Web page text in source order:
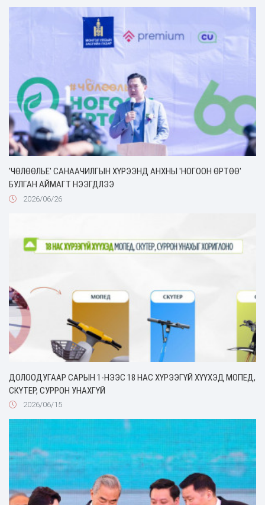
'ЧӨЛӨӨЛЬЕ' САНААЧИЛГЫН ХҮРЭЭНД АНХНЫ 'НОГООН ӨРТӨӨ'
БУЛГАН АЙМАГТ НЭЭГДЛЭЭ
2026/06/26
ДОЛООДУГААР САРЫН 1-НЭЭС 18 НАС ХҮРЭЭГҮЙ ХҮҮХЭД МОПЕД,
СКҮТЕР, СУРРОН УНАХГҮЙ
2026/06/15